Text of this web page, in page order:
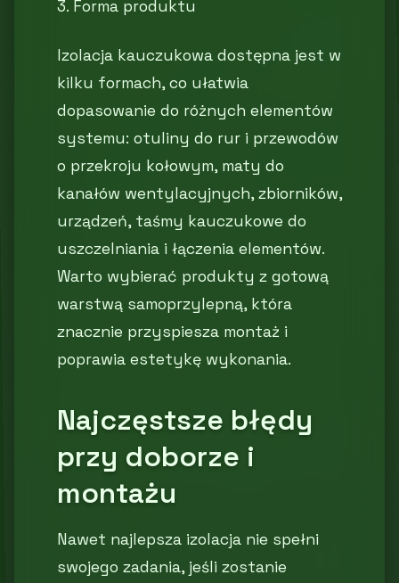
3. Forma produktu
Izolacja kauczukowa dostępna jest w
kilku formach, co ułatwia
dopasowanie do różnych elementów
systemu: otuliny do rur i przewodów
o przekroju kołowym, maty do
kanałów wentylacyjnych, zbiorników,
urządzeń, taśmy kauczukowe do
uszczelniania i łączenia elementów.
Warto wybierać produkty z gotową
warstwą samoprzylepną, która
znacznie przyspiesza montaż i
poprawia estetykę wykonania.
Najczęstsze błędy
przy doborze i
montażu
Nawet najlepsza izolacja nie spełni
swojego zadania, jeśli zostanie